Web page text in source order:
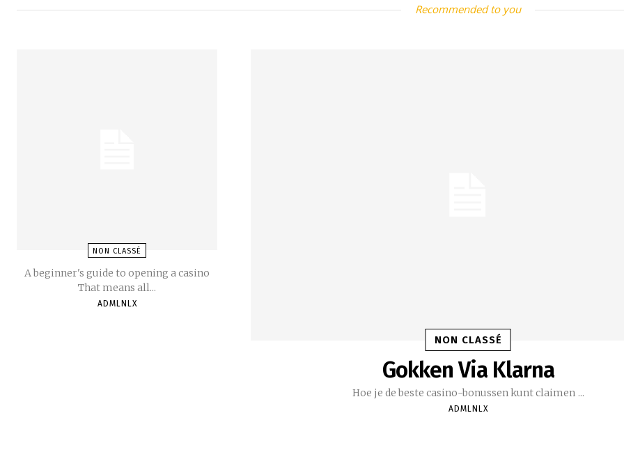
Recommended to you
NON CLASSÉ
A beginner's guide to opening a casino
That means all...
ADMLNLX
NON CLASSÉ
Gokken Via Klarna
Hoe je de beste casino-bonussen kunt claimen ...
ADMLNLX